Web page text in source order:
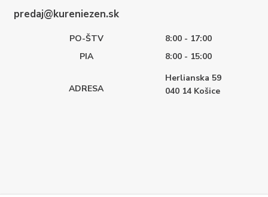
predaj@kureniezen.sk
PO-ŠTV
8:00 - 17:00
PIA
8:00 - 15:00
ADRESA
Herlianska 59
040 14 Košice